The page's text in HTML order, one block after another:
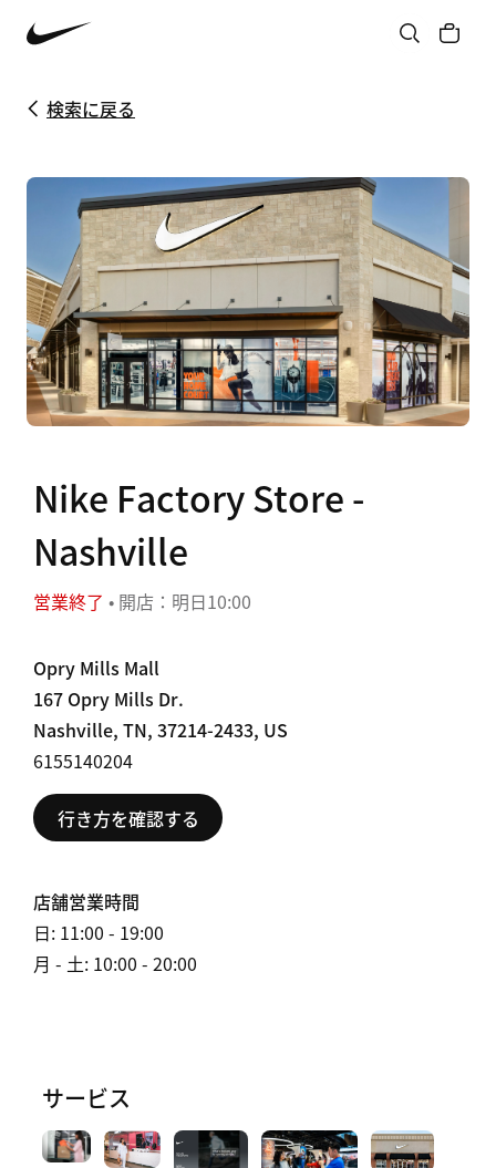
検索に戻る
Nike Factory Store -
Nashville
営業終了 • 開店：明日10:00
Opry Mills Mall
167 Opry Mills Dr.
Nashville, TN, 37214-2433, US
6155140204
行き方を確認する
店舗営業時間
日: 11:00 - 19:00
月 - 土: 10:00 - 20:00
サービス